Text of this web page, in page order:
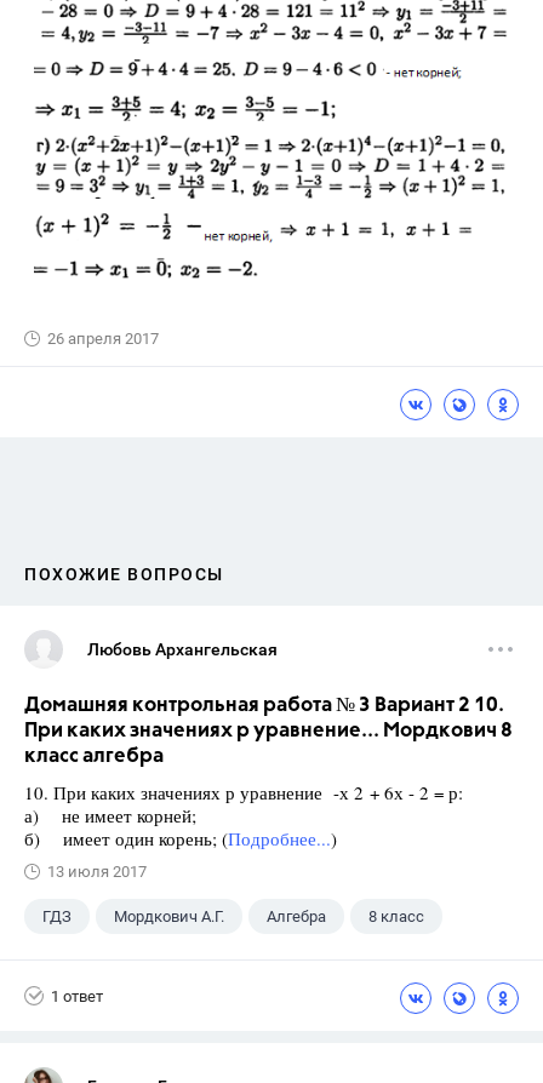
26 апреля 2017
ПОХОЖИЕ ВОПРОСЫ
Любовь Архангельская
Домашняя контрольная работа № 3 Вариант 2 10.
При каких значениях р уравнение... Мордкович 8
класс алгебра
10. При каких значениях р уравнение -х 2 + 6х - 2 = р:
а) не имеет корней;
б) имеет один корень; (Подробнее...)
13 июля 2017
ГДЗ Мордкович А.Г. Алгебра 8 класс
1 ответ